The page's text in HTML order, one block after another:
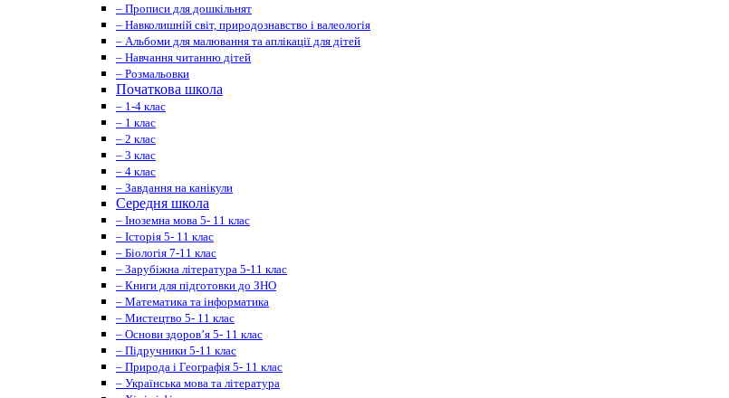
– Прописи для дошкільнят
– Навколишній світ, природознавство і валеологія
– Альбоми для малювання та аплікації для дітей
– Навчання читанню дітей
– Розмальовки
Початкова школа
– 1-4 клас
– 1 клас
– 2 клас
– 3 клас
– 4 клас
– Завдання на канікули
Середня школа
– Іноземна мова 5- 11 клас
– Історія 5- 11 клас
– Біологія 7-11 клас
– Зарубіжна література 5-11 клас
– Книги для підготовки до ЗНО
– Математика та інформатика
– Мистецтво 5- 11 клас
– Основи здоров’я 5- 11 клас
– Підручники 5-11 клас
– Природа і Географія 5- 11 клас
– Українська мова та література